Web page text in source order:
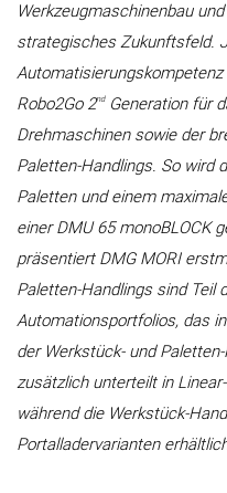
Werkzeugmaschinenbau
strategisches Zukunftsfeld.
Automatisierungskompetenz
Robo2Go 2ndGeneration für
Drehmaschinen sowie der
Paletten-Handlings. So wird
Paletten und einem
einer DMU 65 monoBLOCK
präsentiert DMG MORI
Paletten-Handlings sind Teil
Automationsportfolios, das
der Werkstück- und
zusätzlich unterteilt in
während die Werkstück-
Portalladervarianten